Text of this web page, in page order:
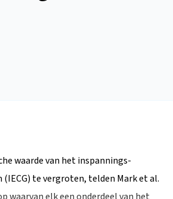
waarde van het inspannings-
te vergroten, telden Mark et al.